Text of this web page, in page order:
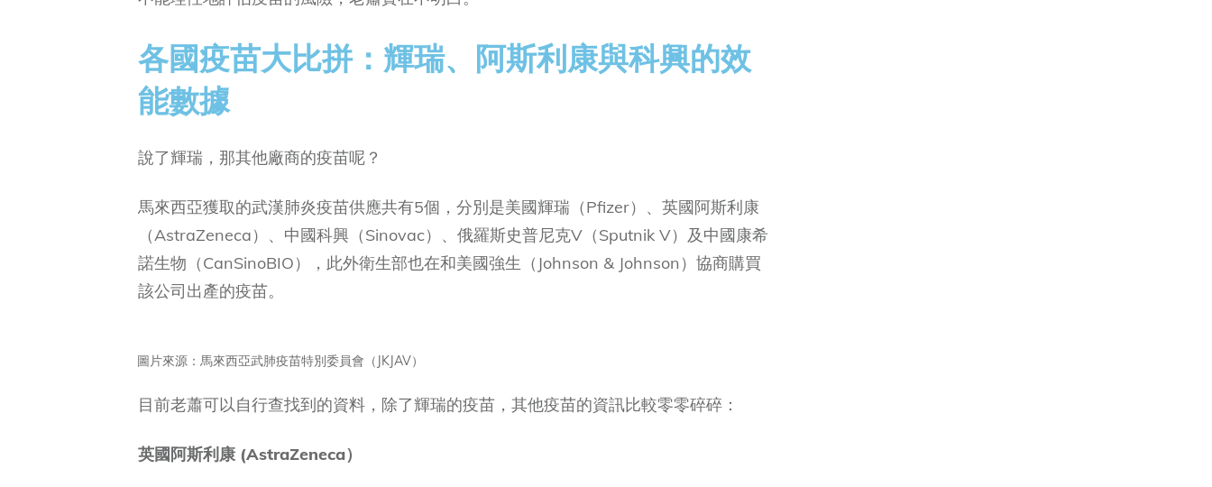
各國疫苗大比拼：輝瑞、阿斯利康與科興的效
能數據
說了輝瑞，那其他廠商的疫苗呢？
馬來西亞獲取的武漢肺炎疫苗供應共有5個，分別是美國輝瑞（Pfizer）、英國阿斯利康
（AstraZeneca）、中國科興（Sinovac）、俄羅斯史普尼克V（Sputnik V）及中國康希
諾生物（CanSinoBIO），此外衛生部也在和美國強生（Johnson & Johnson）協商購買
該公司出產的疫苗。
圖片來源：馬來西亞武肺疫苗特別委員會（JKJAV）
目前老蕭可以自行查找到的資料，除了輝瑞的疫苗，其他疫苗的資訊比較零零碎碎：
英國阿斯利康 (AstraZeneca）